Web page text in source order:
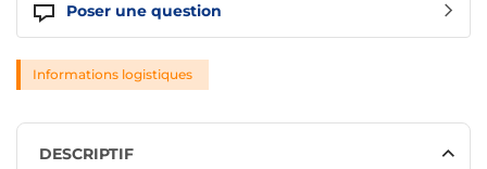
Poser une question
Informations logistiques
DESCRIPTIF